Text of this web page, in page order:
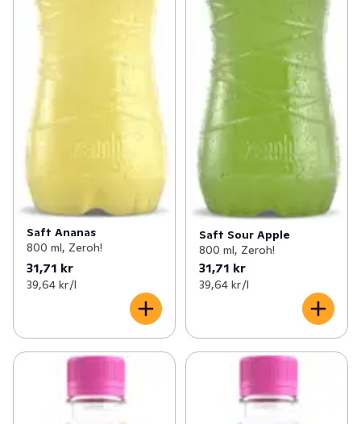
Saft Ananas
800 ml, Zeroh!
31,71 kr
39,64 kr /l
Saft Sour Apple
800 ml, Zeroh!
31,71 kr
39,64 kr /l